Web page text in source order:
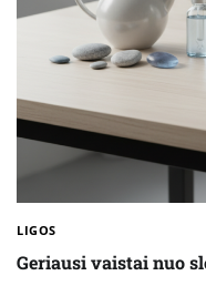
LIGOS
Geriausi vaistai nuo